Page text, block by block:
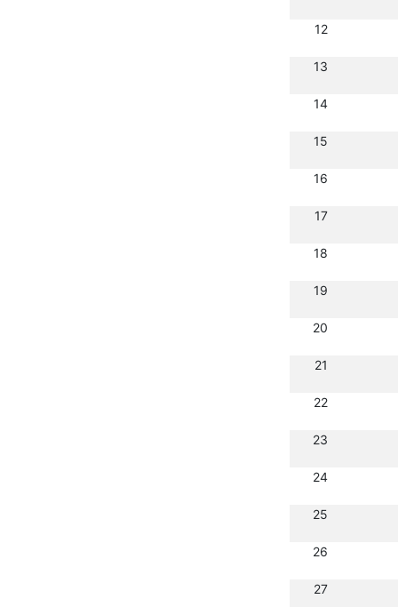
12
13
14
15
16
17
18
19
20
21
22
23
24
25
26
27